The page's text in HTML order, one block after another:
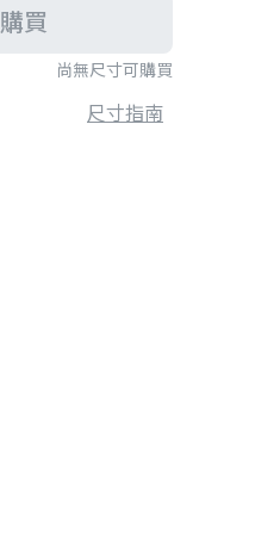
尚無尺寸可購買
購買
尺寸指南